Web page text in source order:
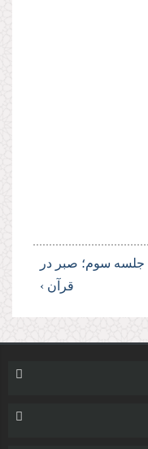
جلسه سوم؛ صبر در
قرآن ›